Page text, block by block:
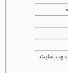
وب سایت